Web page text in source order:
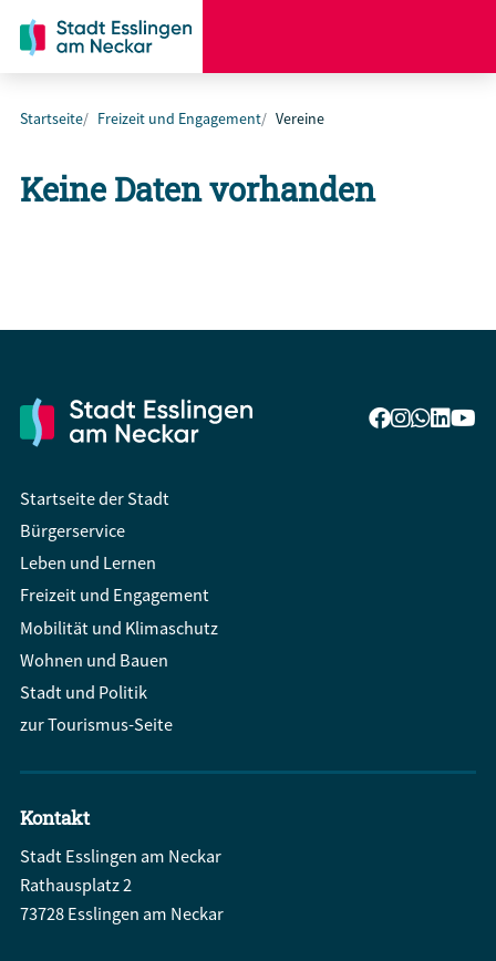
Startseite Freizeit und Engagement Vereine
Keine Daten vorhanden
Startseite der Stadt
Bürgerservice
Leben und Lernen
Freizeit und Engagement
Mobilität und Klimaschutz
Wohnen und Bauen
Stadt und Politik
zur Tourismus-Seite
Kontakt
Stadt Esslingen am Neckar
Rathausplatz 2
73728 Esslingen am Neckar